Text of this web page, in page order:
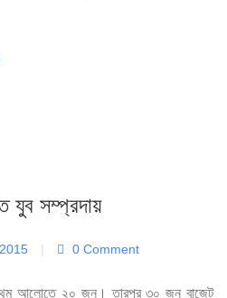
যুব সম্প্রদায়
| 0 Comment
আলোতে ২০ জুন। তারপর ৩০ জুন বাজেট